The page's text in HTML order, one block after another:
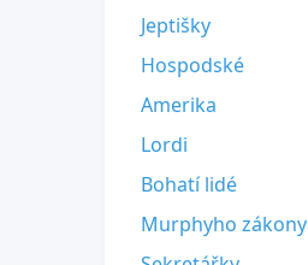
Jeptišky
Hospodské
Amerika
Lordi
Bohatí lidé
Murphyho zákony